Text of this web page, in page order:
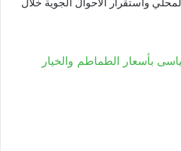
قياسى بأسعار الطماطم والخيار